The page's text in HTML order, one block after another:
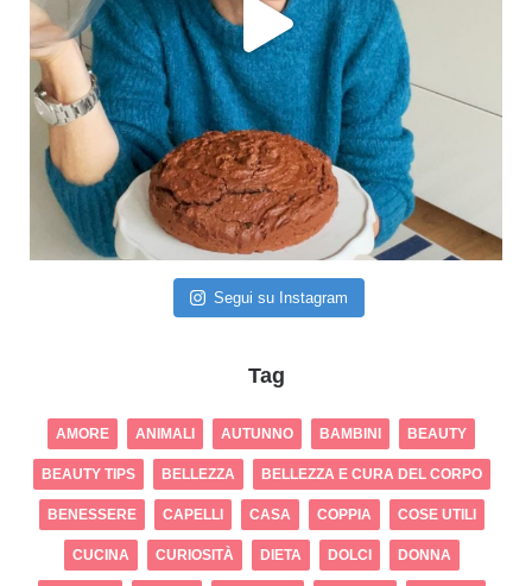
Segui su Instagram
Tag
AMORE ANIMALI AUTUNNO BAMBINI BEAUTY
BEAUTY TIPS BELLEZZA BELLEZZA E CURA DEL CORPO
BENESSERE CAPELLI CASA COPPIA COSE UTILI
CUCINA CURIOSITÀ DIETA DOLCI DONNA